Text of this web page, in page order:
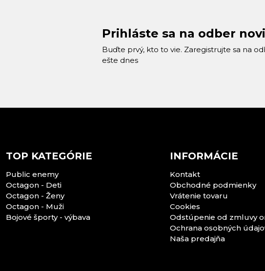
Prihláste sa na odber
Buďte prvý, kto to vie. Zaregistrujte sa na
ešte dnes
TOP KATEGÓRIE
Public enemy
Octagon - Deti
Octagon - Ženy
Octagon - Muži
Bojové športy - výbava
INFORMÁCIE
Kontakt
Obchodné podmienky
Vrátenie tovaru
Cookies
Odstúpenie od zmluvy
Ochrana osobných
Naša predajňa